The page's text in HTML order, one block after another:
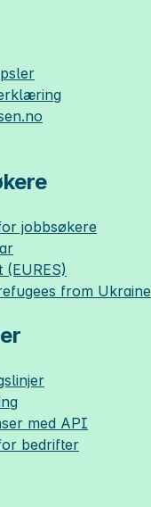
jobbsøkere
from Ukraine
med API
bedrifter